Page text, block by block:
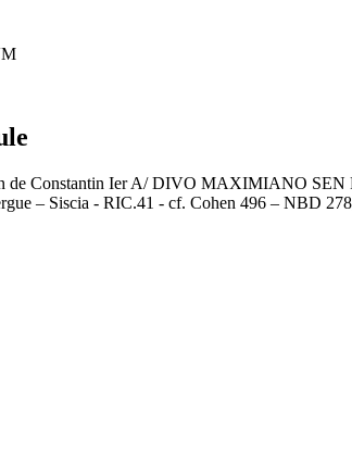
de Constantin Ier A/ DIVO MAXIMIANO SEN
– Siscia - RIC.41 - cf. Cohen 496 – NBD